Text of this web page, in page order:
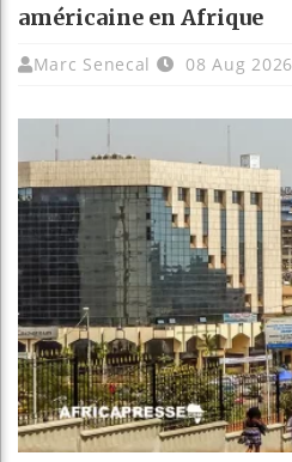
américaine en Afrique
Marc Senecal 08 Aug 2026